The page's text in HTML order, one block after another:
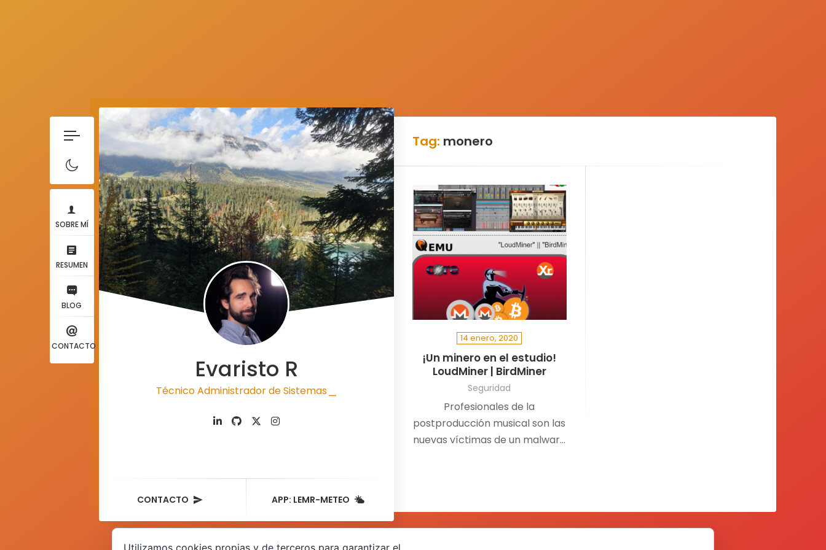
SOBRE MÍ
RESUMEN
BLOG
CONTACTO
Evaristo R
Técnico Administrador de Sistemas |
CONTACTO APP: LEMR-METEO
Tag: monero
14 enero, 2020
¡Un minero en el estudio!
LoudMiner | BirdMiner
Seguridad
Profesionales de la
postproducción musical son las
nuevas víctimas de un malware
Utilizamos cookies propias y de terceros para garantizar el